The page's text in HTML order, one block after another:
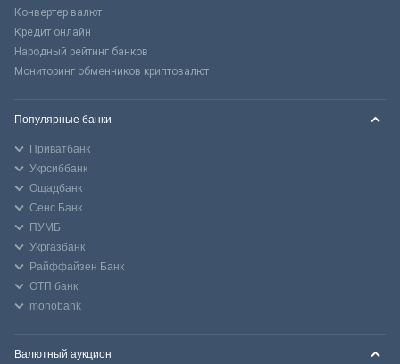
Конвертер валют
Кредит онлайн
Народный рейтинг банков
Мониторинг обменников криптовалют
Популярные банки
Приватбанк
Укрсиббанк
Ощадбанк
Сенс Банк
ПУМБ
Укргазбанк
Райффайзен Банк
ОТП банк
monobank
Валютный аукцион